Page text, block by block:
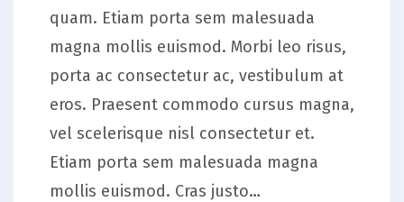
quam. Etiam porta sem malesuada
magna mollis euismod. Morbi leo risus,
porta ac consectetur ac, vestibulum at
eros. Praesent commodo cursus magna,
vel scelerisque nisl consectetur et.
Etiam porta sem malesuada magna
mollis euismod. Cras justo…